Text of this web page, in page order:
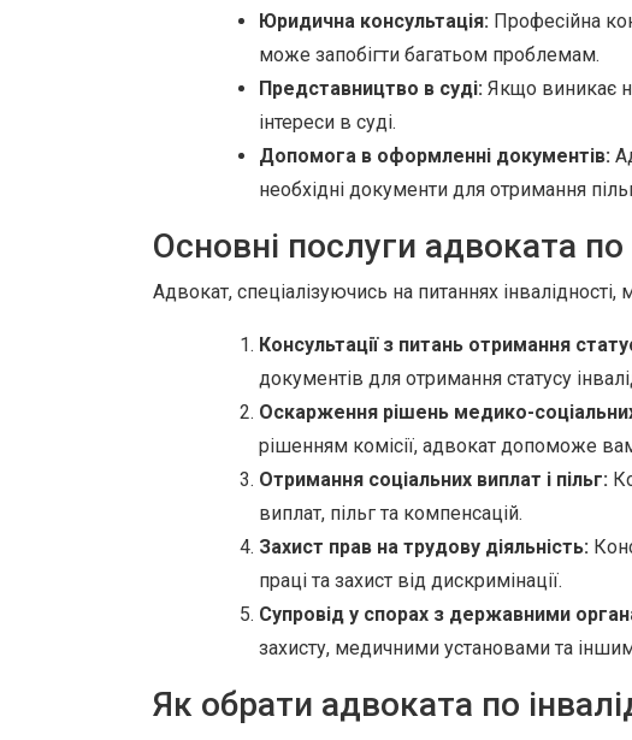
Юридична консультація: Професійна
може запобігти багатьом проблемам.
Представництво в суді: Якщо виникає
інтереси в суді.
Допомога в оформленні документів:
необхідні документи для отримання
Основні послуги адвоката по
Адвокат, спеціалізуючись на питаннях
Консультації з питань отримання
документів для отримання статусу
Оскарження рішень медико-
рішенням комісії, адвокат допоможе
Отримання соціальних виплат і пільг:
виплат, пільг та компенсацій.
Захист прав на трудову діяльність:
праці та захист від дискримінації.
Супровід у спорах з державними
захисту, медичними установами та
Як обрати адвоката по